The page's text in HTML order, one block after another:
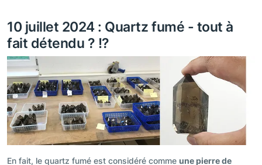
10 juillet 2024 : Quartz fumé - tout à
fait détendu ? !?
En fait, le quartz fumé est considéré comme une pierre de